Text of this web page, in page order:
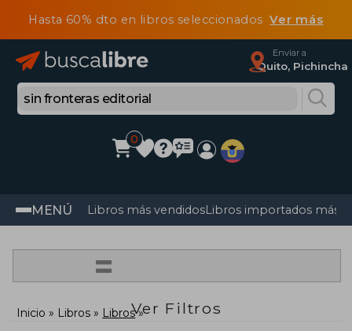
Hasta 60% dto en libros seleccionadosVer más
Enviar a
Quito, Pichincha
0
MENÚ Libros más vendidosLibros importados más
=
Ver Filtros
Inicio Libros Libros